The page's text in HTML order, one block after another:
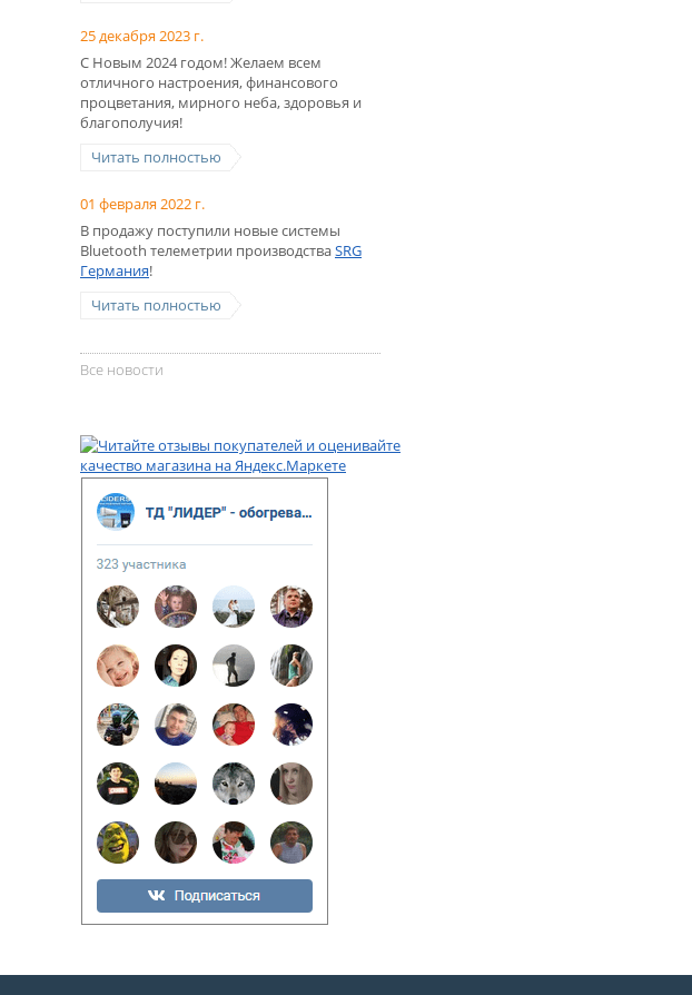
25 декабря 2023 г.
С Новым 2024 годом! Желаем всем
отличного настроения, финансового
процветания, мирного неба, здоровья и
благополучия!
Читать полностью
01 февраля 2022 г.
В продажу поступили новые системы
Bluetooth телеметрии производстваSRG
Германия!
Читать полностью
Все новости